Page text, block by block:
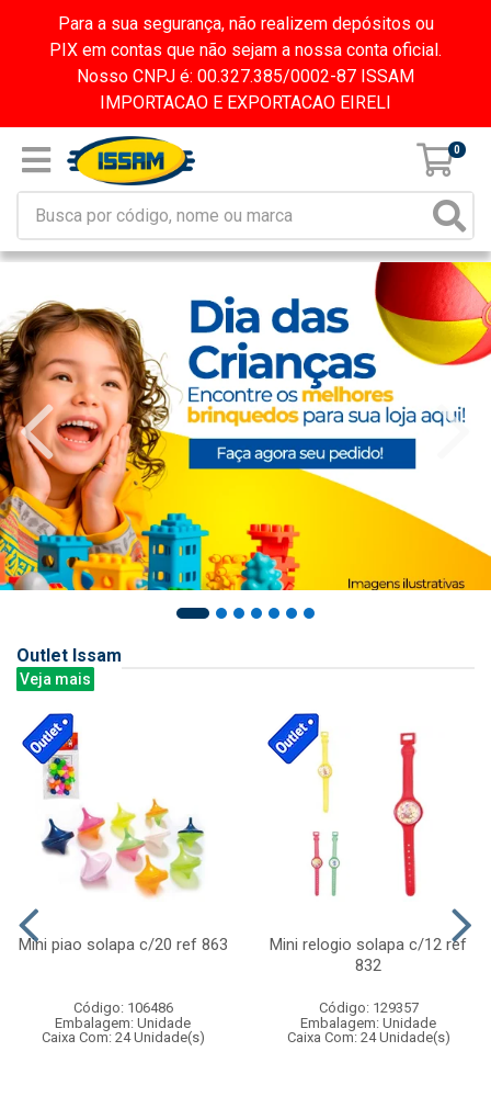
Para a sua segurança, não realizem depósitos ou
PIX em contas que não sejam a nossa conta oficial.
Nosso CNPJ é: 00.327.385/0002-87 ISSAM
IMPORTACAO E EXPORTACAO EIRELI
0
Outlet Issam
Veja mais
Mini piao solapa c/20 ref 863
Código: 106486
Embalagem: Unidade
Caixa Com: 24 Unidade(s)
Mini relogio solapa c/12 ref
832
Código: 129357
Embalagem: Unidade
Caixa Com: 24 Unidade(s)